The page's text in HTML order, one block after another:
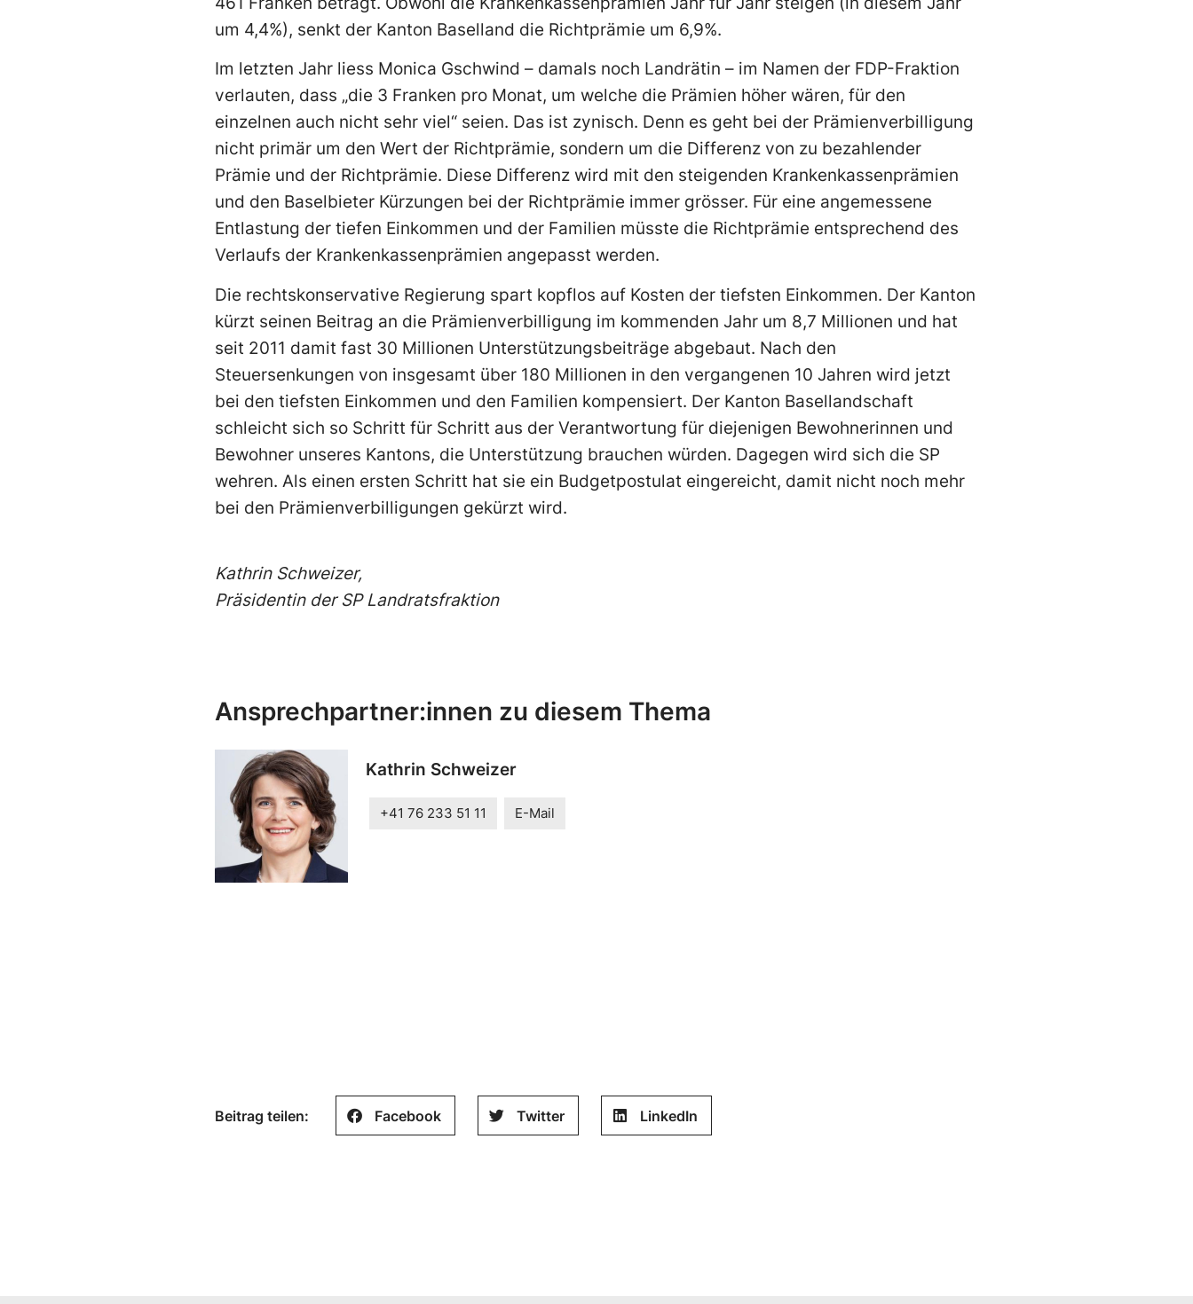
um 4,4%), senkt der Kanton Baselland die Richtprämie um 6,9%.
Im letzten Jahr liess Monica Gschwind – damals noch Landrätin – im Namen der FDP-Fraktion
verlauten, dass „die 3 Franken pro Monat, um welche die Prämien höher wären, für den
einzelnen auch nicht sehr viel“ seien. Das ist zynisch. Denn es geht bei der Prämienverbilligung
nicht primär um den Wert der Richtprämie, sondern um die Differenz von zu bezahlender
Prämie und der Richtprämie. Diese Differenz wird mit den steigenden Krankenkassenprämien
und den Baselbieter Kürzungen bei der Richtprämie immer grösser. Für eine angemessene
Entlastung der tiefen Einkommen und der Familien müsste die Richtprämie entsprechend des
Verlaufs der Krankenkassenprämien angepasst werden.
Die rechtskonservative Regierung spart kopflos auf Kosten der tiefsten Einkommen. Der Kanton
kürzt seinen Beitrag an die Prämienverbilligung im kommenden Jahr um 8,7 Millionen und hat
seit 2011 damit fast 30 Millionen Unterstützungsbeiträge abgebaut. Nach den
Steuersenkungen von insgesamt über 180 Millionen in den vergangenen 10 Jahren wird jetzt
bei den tiefsten Einkommen und den Familien kompensiert. Der Kanton Basellandschaft
schleicht sich so Schritt für Schritt aus der Verantwortung für diejenigen Bewohnerinnen und
Bewohner unseres Kantons, die Unterstützung brauchen würden. Dagegen wird sich die SP
wehren. Als einen ersten Schritt hat sie ein Budgetpostulat eingereicht, damit nicht noch mehr
bei den Prämienverbilligungen gekürzt wird.
Kathrin Schweizer,
Präsidentin der SP Landratsfraktion
Ansprechpartner:innen zu diesem Thema
Kathrin Schweizer
+41 76 233 51 11 E-Mail
Beitrag teilen: Facebook Twitter LinkedIn